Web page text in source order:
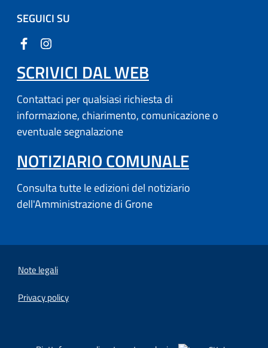
SEGUICI SU
SCRIVICI DAL WEB
Contattaci per qualsiasi richiesta di
informazione, chiarimento, comunicazione o
eventuale segnalazione
NOTIZIARIO COMUNALE
Consulta tutte le edizioni del notiziario
dell'Amministrazione di Grone
Note legali
Privacy policy